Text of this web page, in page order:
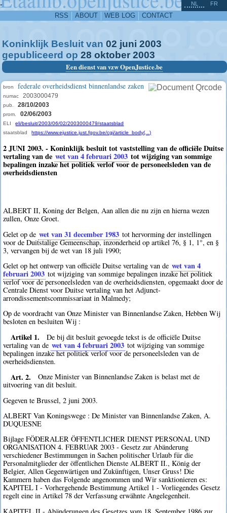
-
RSS ABOUT WEB LOG CONTACT
NL FR
Koninklijk Besluit van 02 juni 2003
gepubliceerd op 28 oktober 2003
Een dienst van vzw OpenJustice.be
bron federale overheidsdienst binnenlandse zaken
numac 2003000479
pub. 28/10/2003
prom. 02/06/2003
ELI
eli/besluit/2003/06/02/2003000479/staatsblad
staatsblad
https://www.ejustice.just.fgov.be/cgi/article_body(...)
2 JUNI 2003. - Koninklijk besluit tot vaststelling van de officiële Duitse
vertaling van de wet van 4 februari 2003 tot wijziging van sommige
bepalingen inzake het politiek verlof voor de personeelsleden van de
overheidsdiensten
ALBERT II, Koning der Belgen, Aan allen die nu zijn en hierna wezen
zullen, Onze Groet.
Gelet op de wet van 31 december 1983 tot hervorming der instellingen
voor de Duitstalige Gemeenschap, inzonderheid op artikel 76, § 1, 1°, en §
3, vervangen bij de wet van 18 juli 1990;
Gelet op het ontwerp van officiële Duitse vertaling van de wet van 4
februari 2003 tot wijziging van sommige bepalingen inzake het politiek
verlof voor de personeelsleden van de overheidsdiensten, opgemaakt door de
Centrale Dienst voor Duitse vertaling van het Adjunct-
arrondissementscommissariaat in Malmedy;
Op de voordracht van Onze Minister van Binnenlandse Zaken, Hebben Wij
besloten en besluiten Wij :
Artikel 1.
De bij dit besluit gevoegde tekst is de officiële Duitse
vertaling van de wet van 4 februari 2003 tot wijziging van sommige
bepalingen inzake het politiek verlof voor de personeelsleden van de
overheidsdiensten.
Art. 2.
Onze Minister van Binnenlandse Zaken is belast met de
uitvoering van dit besluit.
Gegeven te Brussel, 2 juni 2003.
ALBERT Van Koningswege : De Minister van Binnenlandse Zaken, A.
DUQUESNE
Bijlage FÖDERALER ÖFFENTLICHER DIENST PERSONAL UND
ORGANISATION 4. FEBRUAR 2003 - Gesetz zur Abänderung
verschiedener Bestimmungen in Sachen politischer Urlaub für die
Personalmitglieder der öffentlichen Dienste ALBERT II., König der
Belgier, Allen Gegenwärtigen und Zukünftigen, Unser Gruss! Die
Kammern haben das Folgende angenommen und Wir sanktionieren es:
KAPITEL I - Vorhergehende Bestimmung Artikel 1 - Vorliegendes Gesetz
regelt eine in Artikel 78 der Verfassung erwähnte Angelegenheit.
^